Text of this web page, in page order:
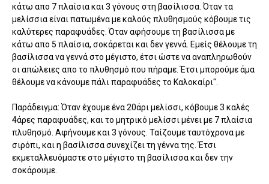
κάτω απο 7 πλαίσια και 3 γόνους στη βασίλισσα. Όταν τα
μελίσσια είναι πατωμένα με καλούς πλυθησμούς κόβουμε τις
καλύτερες παραφυάδες. Όταν αφήσουμε τη βασίλισσα με
κάτω απο 5 πλαίσια, σοκάρεται και δεν γεννά. Εμείς θέλουμε τη
βασίλισσα να γεννά στο μέγιστο, έτσι ώστε να αναπληρωθούν
οι απώλειες απο το πλυθησμό που πήραμε. Έτσι μπορούμε άμα
θέλουμε να κάνουμε πάλι παραφυάδες το Καλοκαίρι".
Παράδειγμα: Όταν έχουμε ένα 20άρι μελίσσι, κόβουμε 3 καλές
4άρες παραφυάδες, και το μητρικό μελίσσι μένει με 7 πλαίσια
πλυθησμό. Αφήνουμε και 3 γόνους. Ταίζουμε ταυτόχρονα με
σιρόπι, και η βασίλισσα συνεχίζει τη γέννα της. Έτσι
εκμεταλλευόμαστε στο μέγιστο τη βασίλισσα και δεν την
σοκάρουμε.